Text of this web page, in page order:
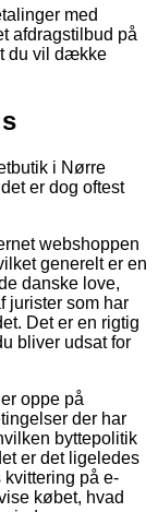
med
afdragstilbud på
du vil dække
i Nørre
er dog oftest
webshoppen
generelt er en
danske love,
jurister som har
Det er en rigtig
bliver udsat for
oppe på
der har
byttepolitik
er det ligeledes
på e-
købet, hvad